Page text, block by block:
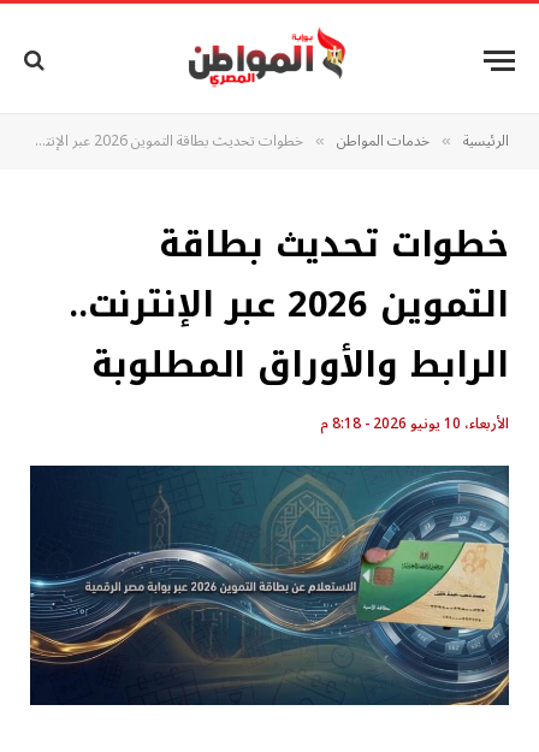
الرئيسية » خدمات المواطن » خطوات تحديث بطاقة التموين 2026 عبر الإنترنت.. الرابط والأوراق المطلوبة
خطوات تحديث بطاقة
التموين 2026 عبر الإنترنت..
الرابط والأوراق المطلوبة
الأربعاء، 10 يونيو 2026 - 8:18 م